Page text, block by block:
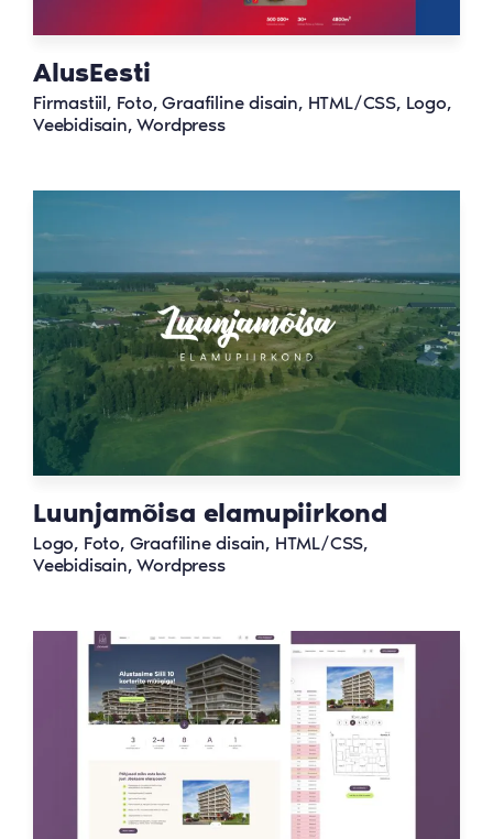
AlusEesti
Firmastiil, Foto, Graafiline disain, HTML/CSS, Logo,
Veebidisain, Wordpress
Luunjamõisa elamupiirkond
Logo, Foto, Graafiline disain, HTML/CSS,
Veebidisain, Wordpress